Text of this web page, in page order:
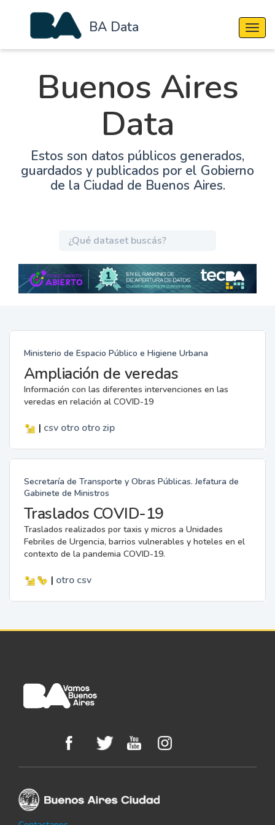
BA Data
Buenos Aires
Data
Estos son datos públicos generados,
guardados y publicados por el Gobierno
de la Ciudad de Buenos Aires.
Ministerio de Espacio Público e Higiene Urbana
Ampliación de veredas
Información con las diferentes intervenciones en las
veredas en relación al COVID-19
| csv otro otro zip
Secretaría de Transporte y Obras Públicas. Jefatura de
Gabinete de Ministros
Traslados COVID-19
Traslados realizados por taxis y micros a Unidades
Febriles de Urgencia, barrios vulnerables y hoteles en el
contexto de la pandemia COVID-19.
| otro csv